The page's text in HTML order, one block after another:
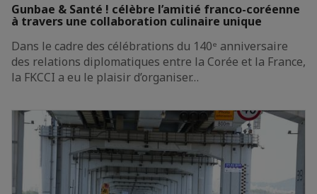
Gunbae & Santé ! célèbre l’amitié franco-coréenne
à travers une collaboration culinaire unique
Dans le cadre des célébrations du 140ᵉ anniversaire
des relations diplomatiques entre la Corée et la France,
la FKCCI a eu le plaisir d’organiser…